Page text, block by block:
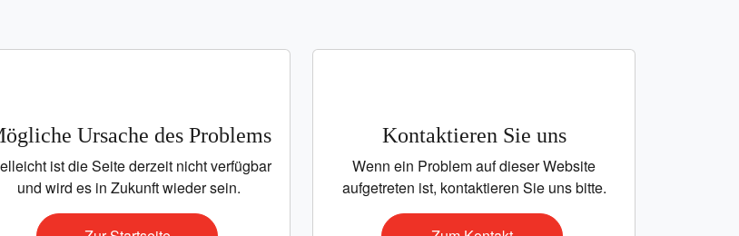
Ursache des Problems
verfügbar und wird es in Zukunft wieder
Kontaktieren Sie uns
Wenn ein Problem auf dieser Website
aufgetreten ist, kontaktieren Sie uns bitte.